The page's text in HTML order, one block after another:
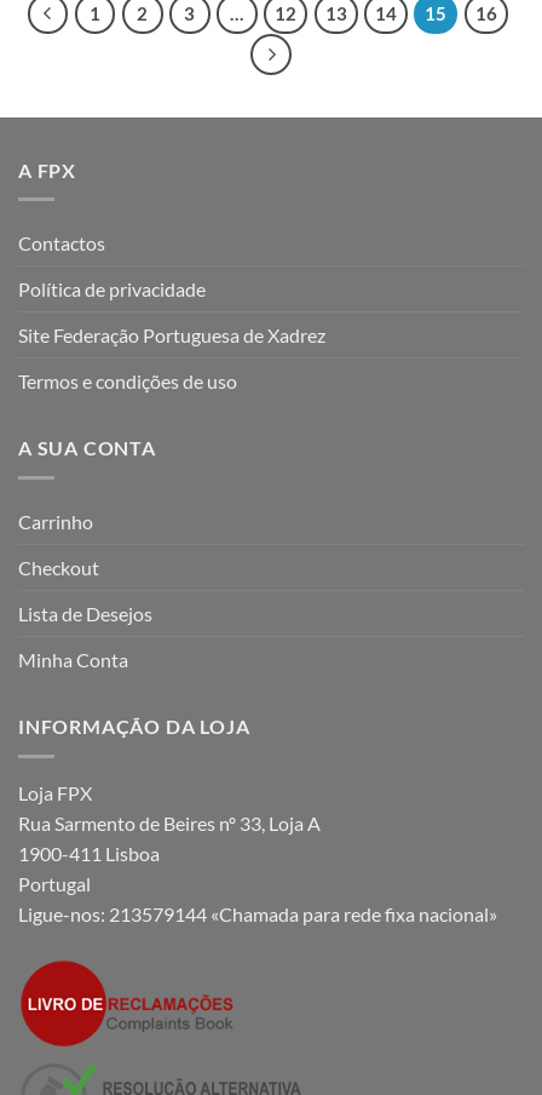
1 2 3 … 12 13 14 15 16
A FPX
Contactos
Política de privacidade
Site Federação Portuguesa de Xadrez
Termos e condições de uso
A SUA CONTA
Carrinho
Checkout
Lista de Desejos
Minha Conta
INFORMAÇÃO DA LOJA
Loja FPX
Rua Sarmento de Beires nº 33, Loja A
1900-411 Lisboa
Portugal
Ligue-nos: 213579144 «Chamada para rede fixa nacional»